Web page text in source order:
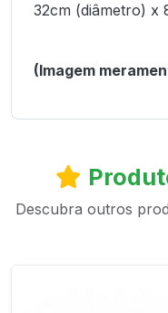
32cm (diâmetro) x
(Imagem
Descubra outros